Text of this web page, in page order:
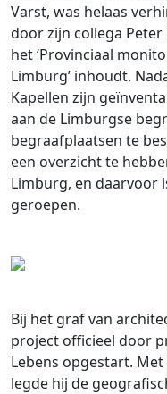
Varst, was helaas
door zijn collega
het ‘Provinciaal
Limburg’ inhoudt.
Kapellen zijn
aan de Limburgse
begraafplaatsen te
een overzicht te
Limburg, en daarvoor
geroepen.
Bij het graf van
project officieel door
Lebens opgestart.
legde hij de